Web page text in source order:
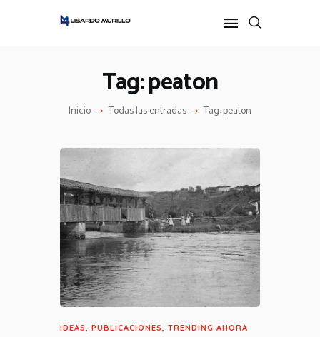
Tag: peaton
Inicio Todas las entradas Tag: peaton
PERFIL
IDEAS
PODCAST
IDEAS, PUBLICACIONES, TRENDING AHORA